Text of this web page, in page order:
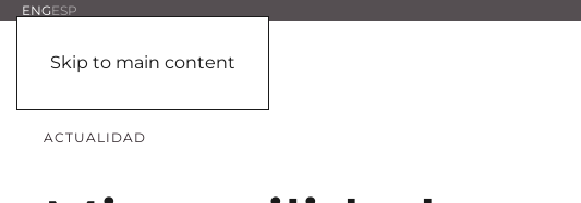
Skip to main content
ENGESP
ACTUALIDAD